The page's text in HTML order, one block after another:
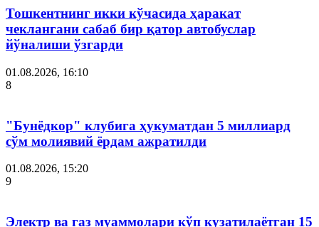
Тошкентнинг икки кўчасида ҳаракат
чеклангани сабаб бир қатор автобуслар
йўналиши ўзгарди
01.08.2026, 16:10
8
"Бунёдкор" клубига ҳукуматдан 5 миллиард
сўм молиявий ёрдам ажратилди
01.08.2026, 15:20
9
Электр ва газ муаммолари кўп кузатилаётган 15